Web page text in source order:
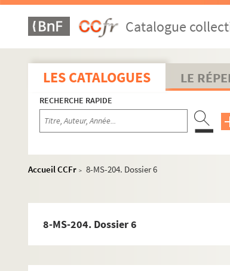
Catalogue
LES CATALOGUES LE
RECHERCHE RAPIDE
Accueil CCFr > 8-MS-204. Dossier 6
8-MS-204. Dossier 6